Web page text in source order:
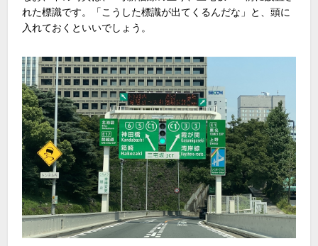
れた標識です。「こうした標識が出てくるんだな」と、頭に
入れておくといいでしょう。